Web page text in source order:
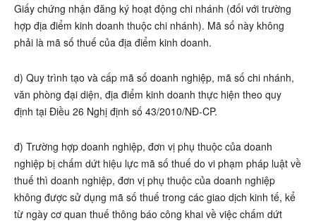
Giấy chứng nhận đăng ký hoạt động chi nhánh (đối với trường
hợp địa điểm kinh doanh thuộc chi nhánh). Mã số này không
phải là mã số thuế của địa điểm kinh doanh.
d) Quy trình tạo và cấp mã số doanh nghiệp, mã số chi nhánh,
văn phòng đại diện, địa điểm kinh doanh thực hiện theo quy
định tại Điều 26 Nghị định số 43/2010/NĐ-CP.
đ) Trường hợp doanh nghiệp, đơn vị phụ thuộc của doanh
nghiệp bị chấm dứt hiệu lực mã số thuế do vi phạm pháp luật về
thuế thì doanh nghiệp, đơn vị phụ thuộc của doanh nghiệp
không được sử dụng mã số thuế trong các giao dịch kinh tế, kể
từ ngày cơ quan thuế thông báo công khai về việc chấm dứt